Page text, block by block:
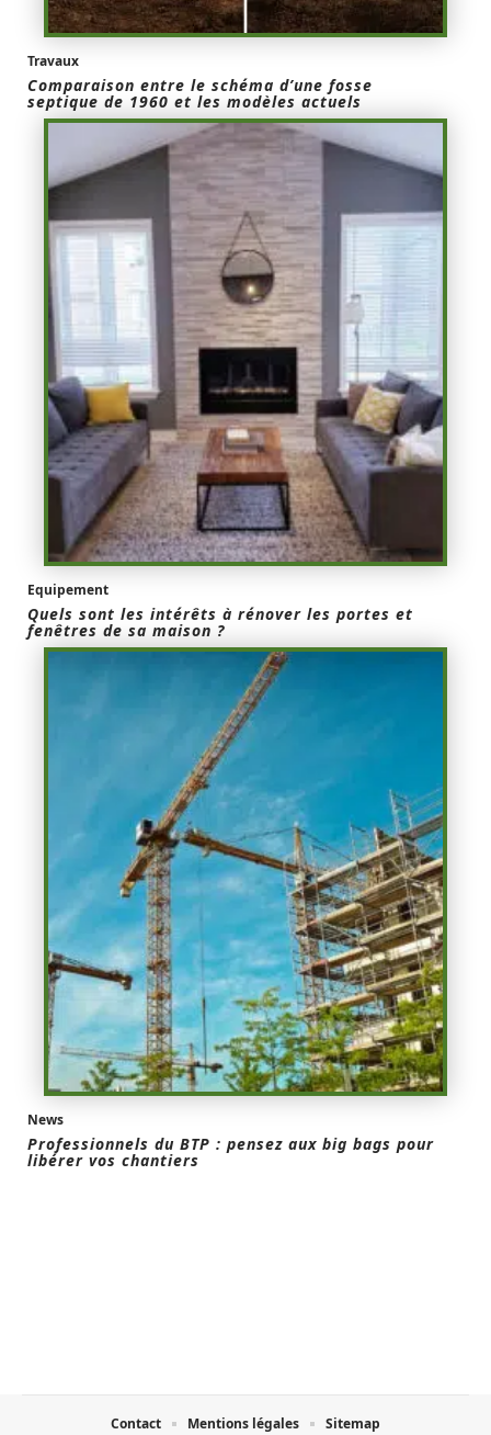
Travaux
Comparaison entre le schéma d’une fosse
septique de 1960 et les modèles actuels
Equipement
Quels sont les intérêts à rénover les portes et
fenêtres de sa maison ?
News
Professionnels du BTP : pensez aux big bags pour
libérer vos chantiers
Contact Mentions légales Sitemap